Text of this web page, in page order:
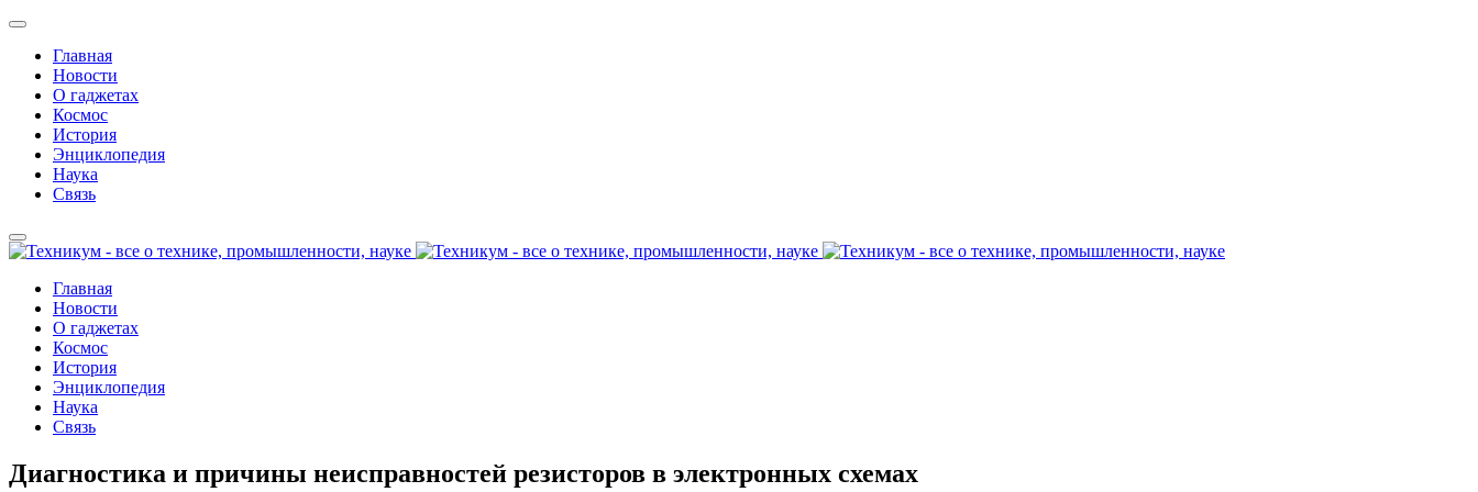
Главная
Новости
О гаджетах
Космос
История
Энциклопедия
Наука
Связь
Главная
Новости
О гаджетах
Космос
История
Энциклопедия
Наука
Связь
Диагностика и причины неисправностей резисторов в электронных схемах